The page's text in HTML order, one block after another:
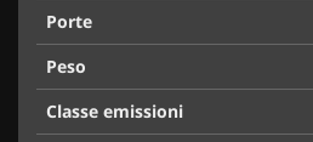
Porte
Peso
Classe emissioni